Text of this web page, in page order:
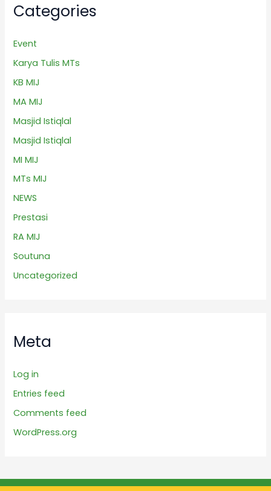
Categories
Event
Karya Tulis MTs
KB MIJ
MA MIJ
Masjid Istiqlal
Masjid Istiqlal
MI MIJ
MTs MIJ
NEWS
Prestasi
RA MIJ
Soutuna
Uncategorized
Meta
Log in
Entries feed
Comments feed
WordPress.org